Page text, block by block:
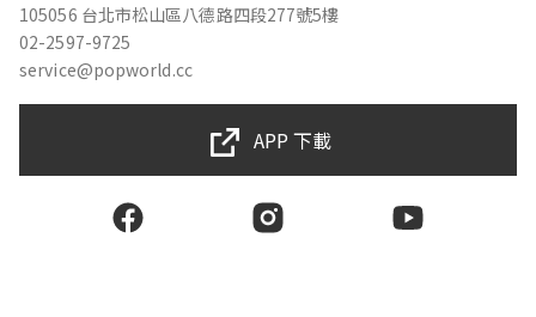
105056 台北市松山區八德路四段277號5樓
02-2597-9725
service@popworld.cc
APP 下載